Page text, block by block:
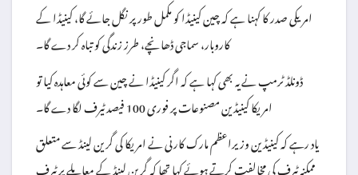
امریکی صدر کا کہنا ہے کہ چین کینیڈا کو مکمل طور پر نگل جائے گا، کینیڈا کے
کاروبار، سماجی ڈھانچے، طرز زندگی کو تباہ کر دے گا۔
ڈونلڈ ٹرمپ نے یہ بھی کہا ہے کہ اگر کینیڈا نے چین سے کوئی معاہدہ کیا تو
امریکا کینیڈین مصنوعات پر فوری 100 فیصد ٹیرف لگا دے گا۔
یاد رہے کہ کینیڈین وزیراعظم مارک کارنی نے امریکا کی گرین لینڈ سے متعلق
ممکنہ ٹیرف کی مخالفت کرتے ہوئے کہا تھا کہ گرین لینڈ کے معاملے پر ٹیرف